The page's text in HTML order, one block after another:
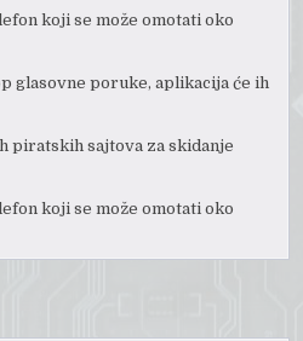
koji se može omotati oko
glasovne poruke, aplikacija će ih
piratskih sajtova za skidanje
koji se može omotati oko